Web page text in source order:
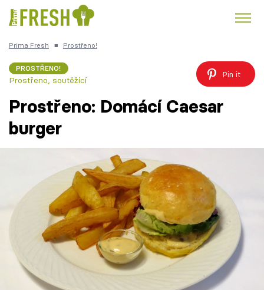
Česká kuchyně
Recepty
Články
TV Program
Škola vaření
Prima Fresh ■ Prostřeno!
PROSTŘENO!
Prostřeno, soutěžící
Pin it
Prostřeno: Domácí Caesar
burger